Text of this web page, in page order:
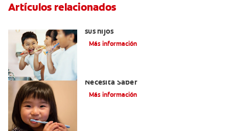
Artículos relacionados
sus hijos
Más información
Necesita Saber
Más información